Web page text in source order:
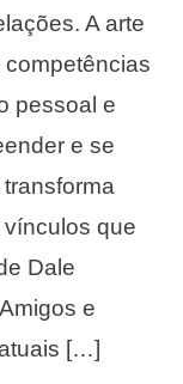
A arte
pessoal e
e se
que
Dale
e
[…]